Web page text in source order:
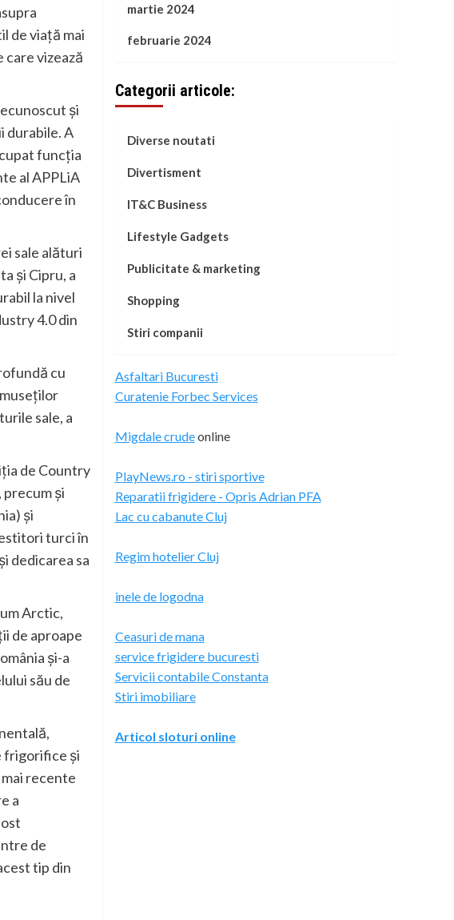
de viață mai
vizează
și
durabile. A
funcția
al APPLiA
în
sale alături
și Cipru, a
la nivel
4.0 din
cu
sale, a
de Country
precum și
și
turci în
dedicarea sa
Arctic,
de aproape
și-a
său de
frigorifice și
recente
a
de
tip din
martie 2024
februarie 2024
Categorii articole:
Diverse noutati
Divertisment
IT&C Business
Lifestyle Gadgets
Publicitate & marketing
Shopping
Stiri companii
Asfaltari Bucuresti
Curatenie Forbec Services
Migdale crudeonline
PlayNews.ro - stiri sportive
Reparatii frigidere - Opris Adrian PFA
Lac cu cabanute Cluj
Regim hotelier Cluj
inele de logodna
Ceasuri de mana
service frigidere bucuresti
Servicii contabile Constanta
Stiri imobiliare
Articol sloturi online